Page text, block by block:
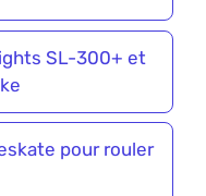
SL-300+ et
pour rouler